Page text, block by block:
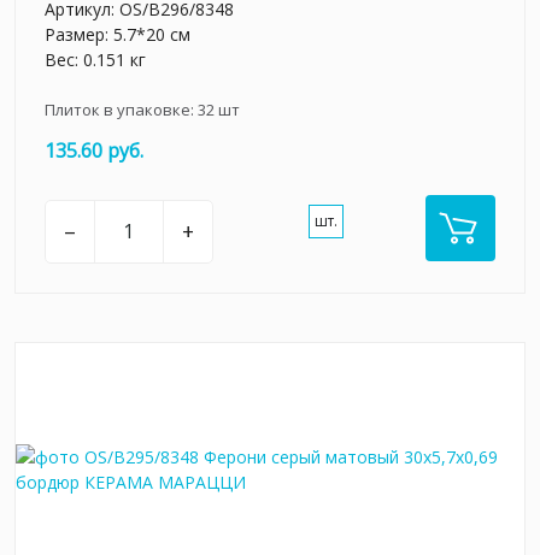
Артикул: OS/B296/8348
Размер: 5.7*20 см
Вес: 0.151 кг
Плиток в упаковке: 32шт
135.60 руб.
– + шт.